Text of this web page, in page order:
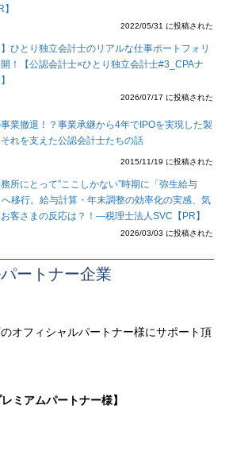
2022/05/31 に投稿された
】ひとり独立会計士のリアルな仕事ポートフォリ
！【公認会計士×ひとり独立会計士#3_CPAナ
2026/07/17 に投稿された
業撤退！？事業承継から4年でIPOを実現した製
れを支えた公認会計士たちの話
2015/11/19 に投稿された
所にとって”ここしかない”時期に「弥生給与
移行。給与計算・年末調整の効率化の実感、気
客さまの反応は？！―税理士法人SVC【PR】
2026/03/03 に投稿された
ートナー企業
オフィシャルパートナー様にサポート頂
レミアムパートナー様】